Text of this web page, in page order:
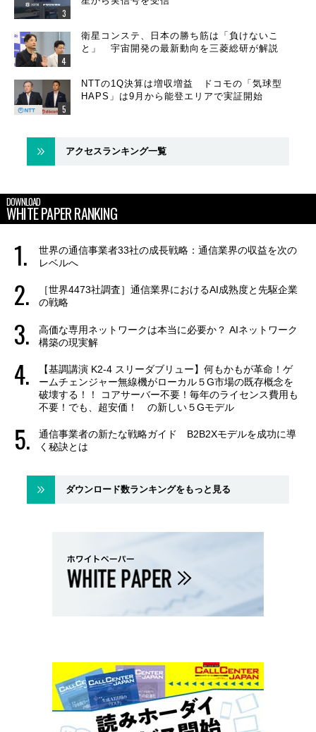
衛星コンステ、日本の勝ち筋は「負けないこ
と」 宇宙開発の最新動向を三菱総研が解説
NTTの1Q決算は増収増益 ドコモの「気球型
HAPS」は9月から能登エリアで実証開始
アクセスランキング一覧
DOWNLOAD
WHITE PAPER RANKING
世界の通信事業者33社の成長戦略：通信業界の収益を次の
レベルへ
［世界4473社調査］通信業界におけるAI成熟度と先駆企業
の戦略
高価な専用ネットワークは本当に必要か？ AIネットワーク
構築の現実解
【基調講演 K2-4 スリーダブリュー】何もかもが革命！ゲ
ームチェンジャー無線機がローカル５G市場の既存概念を
破壊する！！ コアサーバー不要！毎年のライセンス費用も
不要！でも、超安価！ の新しい５Gモデル
通信事業者の新たな戦略ガイド B2B2Xモデルを成功に導
く秘訣とは
ダウンロード数ランキングをもっと見る